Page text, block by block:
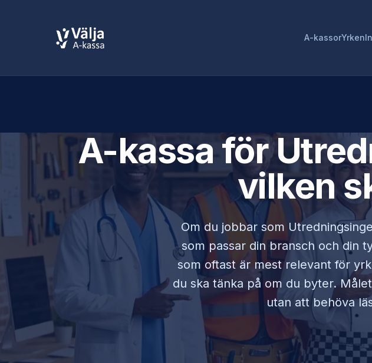
A-kassorYrken
A-kassa för
vilken
Om du jobbar som
som passar din bransch och din
som oftast är mest relevant för
du ska tänka på om du byter.
utan att behöva